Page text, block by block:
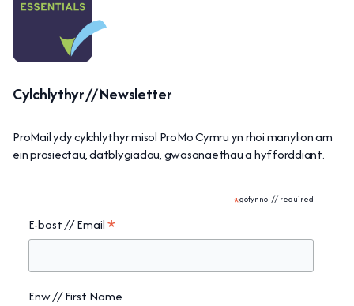
Cylchlythyr // Newsletter
ProMail ydy cylchlythyr misol ProMo Cymru yn rhoi manylion am
ein prosiectau, datblygiadau, gwasanaethau a hyfforddiant.
*gofynnol // required
E-bost // Email*
Enw // First Name